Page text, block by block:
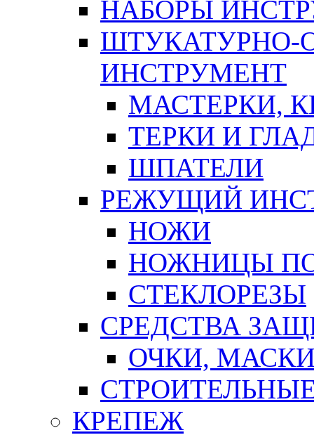
НАБОРЫ
ШТУКАТУРНО-
ИНСТРУМЕНТ
МАСТЕРКИ,
ТЕРКИ И
ШПАТЕЛИ
РЕЖУЩИЙ
НОЖИ
НОЖНИЦЫ
СТЕКЛОРЕЗЫ
СРЕДСТВА
ОЧКИ,
КРЕПЕЖ